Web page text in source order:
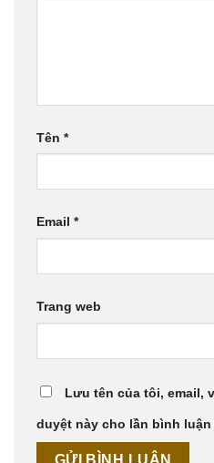
Tên *
Email *
Trang web
Lưu tên của tôi, email,
duyệt này cho lần bình